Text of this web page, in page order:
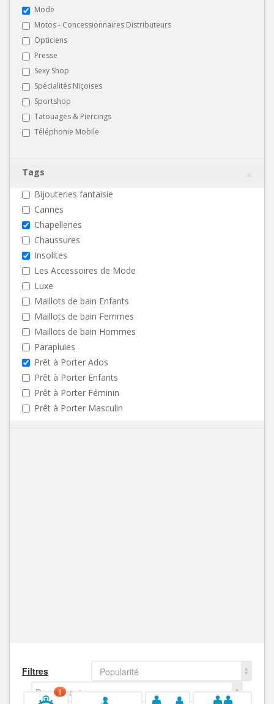
Mode
Motos - Concessionnaires Distributeurs
Opticiens
Presse
Sexy Shop
Spécialités Niçoises
Sportshop
Tatouages & Piercings
Téléphonie Mobile
Tags
Bijouteries fantaisie
Cannes
Chapelleries
Chaussures
Insolites
Les Accessoires de Mode
Luxe
Maillots de bain Enfants
Maillots de bain Femmes
Maillots de bain Hommes
Parapluies
Prêt à Porter Ados
Prêt à Porter Enfants
Prêt à Porter Féminin
Prêt à Porter Masculin
Filtres
Popularité
Decroissant
1